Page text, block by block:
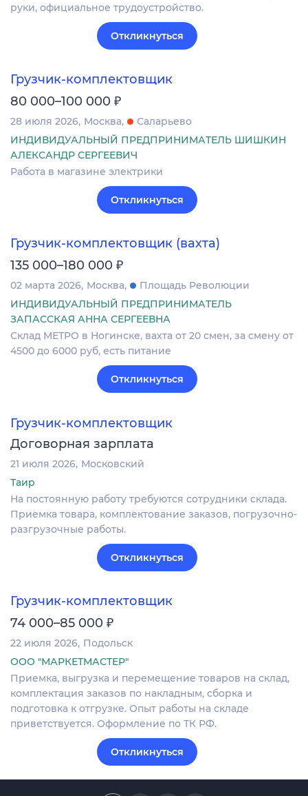
руки, официальное трудоустройство.
Откликнуться
Грузчик-комплектовщик
80 000–100 000 ₽
28 июля 2026 Москва
Саларьево
ИНДИВИДУАЛЬНЫЙ ПРЕДПРИНИМАТЕЛЬ ШИШКИН
АЛЕКСАНДР СЕРГЕЕВИЧ
Работа в магазине электрики
Откликнуться
Грузчик-комплектовщик (вахта)
135 000–180 000 ₽
02 марта 2026 Москва
Площадь Революции
ИНДИВИДУАЛЬНЫЙ ПРЕДПРИНИМАТЕЛЬ
ЗАПАССКАЯ АННА СЕРГЕЕВНА
Склад МЕТРО в Ногинске, вахта от 20 смен, за смену от
4500 до 6000 руб, есть питание
Откликнуться
Грузчик-комплектовщик
Договорная зарплата
21 июля 2026 Московский
Таир
На постоянную работу требуются сотрудники склада.
Приемка товара, комплектование заказов, погрузочно-
разгрузочные работы.
Откликнуться
Грузчик-комплектовщик
74 000–85 000 ₽
22 июля 2026 Подольск
ООО "МАРКЕТМАСТЕР"
Приемка, выгрузка и перемещение товаров на склад,
комплектация заказов по накладным, сборка и
подготовка к отгрузке. Опыт работы на складе
приветствуется. Оформление по ТК РФ.
Откликнуться